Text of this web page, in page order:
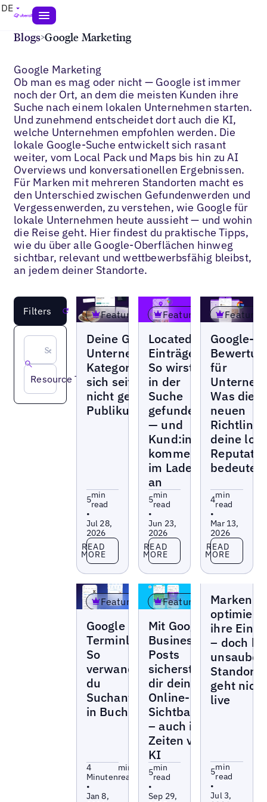
DE
Blogs>Google Marketing
Google Marketing
Ob man es mag oder nicht — Google ist immer
noch der Ort, an dem die meisten Kunden ihre
Suche nach einem lokalen Unternehmen starten.
Und zunehmend entscheidet dort auch die KI,
welche Unternehmen empfohlen werden. Die
lokale Google-Suche entwickelt sich rasant
weiter, vom Local Pack und Maps bis hin zu AI
Overviews und konversationellen Ergebnissen.
Für Marken mit mehreren Standorten macht es
den Unterschied zwischen Gefundenwerden und
Vergessenwerden, zu verstehen, wie Google für
lokale Unternehmen heute aussieht — und wohin
die Reise geht. Hier findest du praktische Tipps,
wie du über alle Google-Oberflächen hinweg
sichtbar, relevant und wettbewerbsfähig bleibst,
an jedem deiner Standorte.
Filters Reset
Resource Type
Featured
Deine Google-
Unternehmensprofil-
Kategorien haben
sich seit dem Setup
nicht geändert – ihr
Publikum schon
5min
read
•
Jul 28,
2026
Read more
READ
MORE
Featured
Located-in
Einträge:
So wirst du
in der
Suche
gefunden
— und
Kund:innen
kommen
im Laden
an
5min
read
•
Jun 23,
2026
Read more
READ
MORE
Featured
Google-
für
Was die
neuen
deine
bedeuten
4min
read
•
Mar 13,
2026
Read more
READ
MORE
Featured
Google
Terminlinks:
So
verwandelst
du
Suchanfragen
in Buchungen
4
Minuten
min
read
•
Jan 8,
Featured
Mit Google
Business
Posts
sicherst du
dir deine
Online-
Sichtbarkeit
– auch in
Zeiten von
KI
5min
read
•
Sep 29,
Marken
ihre
– doch
geht
live
5min
read
•
Jul 3,